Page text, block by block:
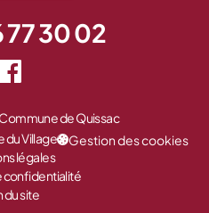
77 30 02
de Quissac
du Village
Gestion des cookies
légales
confidentialité
du site